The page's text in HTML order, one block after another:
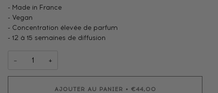
- Made in France
- Vegan
- Concentration élevée de parfum
- 12 à 15 semaines de diffusion
− +
AJOUTER AU PANIER • €44,00